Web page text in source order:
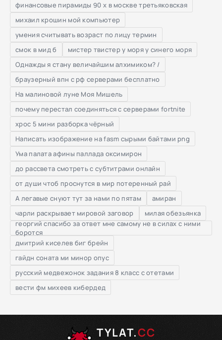
финансовые пирамиды 90 х в москве третьяковская
михаил крошин мой компьютер
умения считывать возраст по лицу термин
смок в мид б
мистер твистер у моря у синего моря
Однажды я стану величайшим алхимиком? /
браузерный впн с рф серверами бесплатно
На малиновой луне Моя Мишель
почему перестал соединяться с серверами fortnite
хрос 5 мини разборка чёрный
Написать изображение на fasm сырыми байтами png
Ума палата афины паллада оксимирон
до рассвета смотреть с субтитрами онлайн
от души чтоб проснутся в мир потеренный рай
А легавые снуют тут за нами по пятам
амиран
чарли раскрывает мировой заговор
милая обезьянка
георгий спасибо за ответ мне самому не в силах с ними
боротся
дмитрий киселев биг брейн
гайдн соната ми минор опус
русский медвежонок задания 8 класс с отетами
вести фм михеев кибердед
TYLAT.CC